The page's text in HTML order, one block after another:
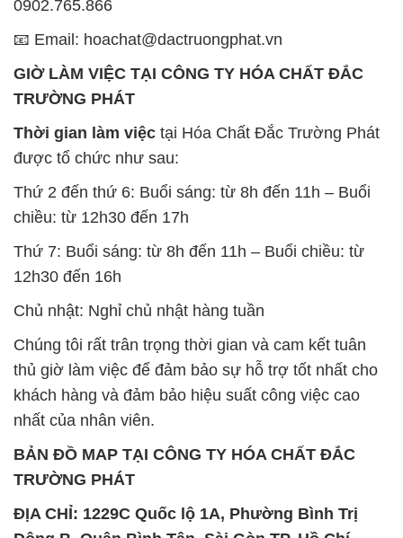
được tổ chức như sau:
Thứ 2 đến thứ 6: Buổi sáng: từ 8h đến 11h – Buổi
chiều: từ 12h30 đến 17h
Thứ 7: Buổi sáng: từ 8h đến 11h – Buổi chiều: từ
12h30 đến 16h
Chủ nhật: Nghỉ chủ nhật hàng tuần
thủ giờ làm việc để đảm bảo sự hỗ trợ tốt nhất cho
khách hàng và đảm bảo hiệu suất công việc cao
nhất của nhân viên.
BẢN ĐỒ MAP TẠI CÔNG TY HÓA CHẤT ĐẮC
TRƯỜNG PHÁT
ĐỊA CHỈ: 1229C Quốc lộ 1A, Phường Bình Trị
Đông B, Quận Bình Tân, Sài Gòn TP. Hồ Chí
Minh